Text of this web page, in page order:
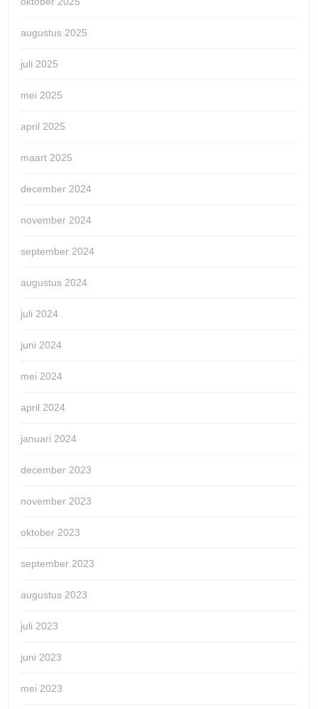
augustus 2025
juli 2025
mei 2025
april 2025
maart 2025
december 2024
november 2024
september 2024
augustus 2024
juli 2024
juni 2024
mei 2024
april 2024
januari 2024
december 2023
november 2023
oktober 2023
september 2023
augustus 2023
juli 2023
juni 2023
mei 2023